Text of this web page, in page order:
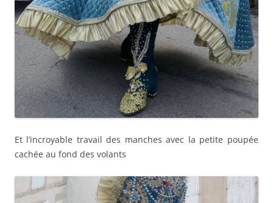
Et l’incroyable travail des manches avec la petite poupée
cachée au fond des volants